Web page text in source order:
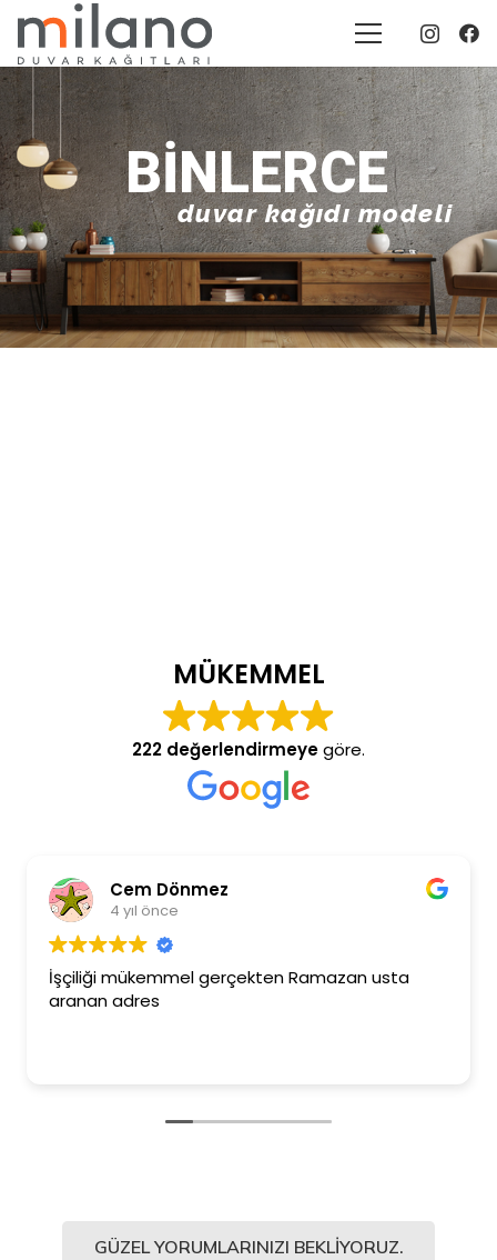
BINLERCE
duvar kağıdı modeli
MÜKEMMEL
222 değerlendirmeyegöre.
Cem Dönmez
4 yıl önce
İşçiliği mükemmel gerçekten Ramazan usta
aranan adres
GÜZEL YORUMLARINIZI BEKLIYORUZ.